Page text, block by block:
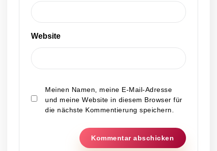
Website
Meinen Namen, meine E-Mail-Adresse
und meine Website in diesem Browser für
die nächste Kommentierung speichern.